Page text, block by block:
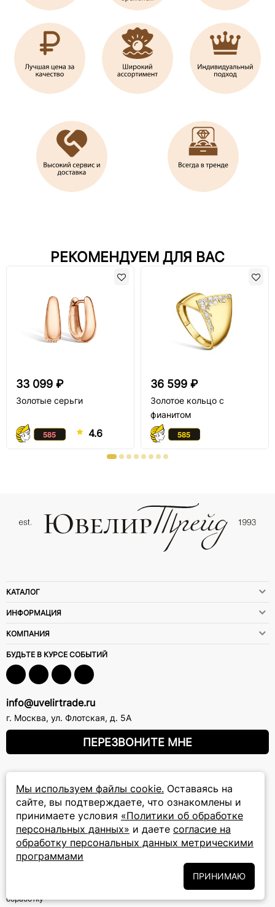
РЕКОМЕНДУЕМ ДЛЯ ВАС
33 099 ₽
Золотые серьги
4.6
36 599 ₽
Золотое кольцо с
фианитом
Мы используем файлы cookie. Оставаясь на
сайте, вы подтверждаете, что ознакомлены и
принимаете условия «Политики об обработке
персональных данных» и даете согласие на
обработку персональных данных метрическими
программами
ПРИНИМАЮ
КАТАЛОГ
ИНФОРМАЦИЯ
КОМПАНИЯ
БУДЬТЕ В КУРСЕ СОБЫТИЙ
info@uvelirtrade.ru
г. Москва, ул. Флотская, д. 5А
ПЕРЕЗВОНИТЕ МНЕ
прием звонков: круглосуточно
ПОДПИСКА НА РАССЫЛКУ
Подписаться на новости
Подписываясь на рассылку, вы соглашаетесь с условиямиПолитики
и даёте своё согласие на их
обработку